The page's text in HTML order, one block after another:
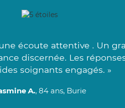
écoute attentive . Un
discernée. Les
soignants engagés. »
A., 84 ans, Burie